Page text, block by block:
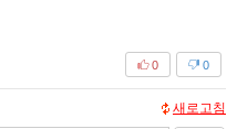
0
0
새로고침